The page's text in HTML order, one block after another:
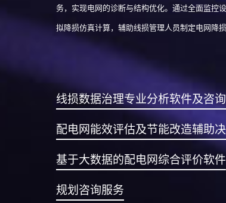
务，实现电网的诊断与结构优化。通过全面监控
拟降损仿真计算，辅助线损管理人员制定电网降损
线损数据治理专业分析软件及咨
配电网能效评估及节能改造辅助
基于大数据的配电网综合评价软件
规划咨询服务